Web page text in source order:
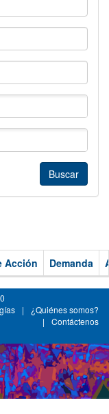
Acción Demanda
|
¿Quiénes somos?
|
Contáctenos